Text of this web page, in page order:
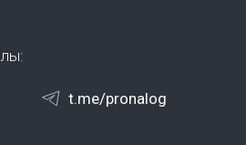
t.me/pronalog